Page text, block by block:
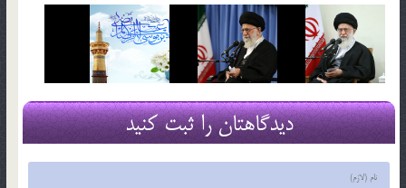
دیدگاهتان را ثبت کنید